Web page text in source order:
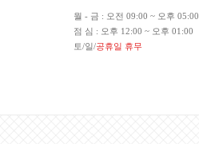
월 - 금 : 오전 09:00 ~ 오후 05:00
점 심 : 오후 12:00 ~ 오후 01:00
토/일/공휴일 휴무